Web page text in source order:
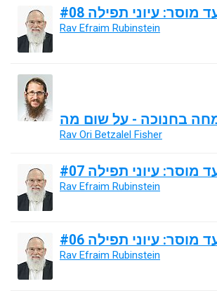
מוסר: עיוני תפילה #08
Rav Efraim Rubinstein
Rav Ori Betzalel Fisher
מוסר: עיוני תפילה #07
Rav Efraim Rubinstein
מוסר: עיוני תפילה #06
Rav Efraim Rubinstein